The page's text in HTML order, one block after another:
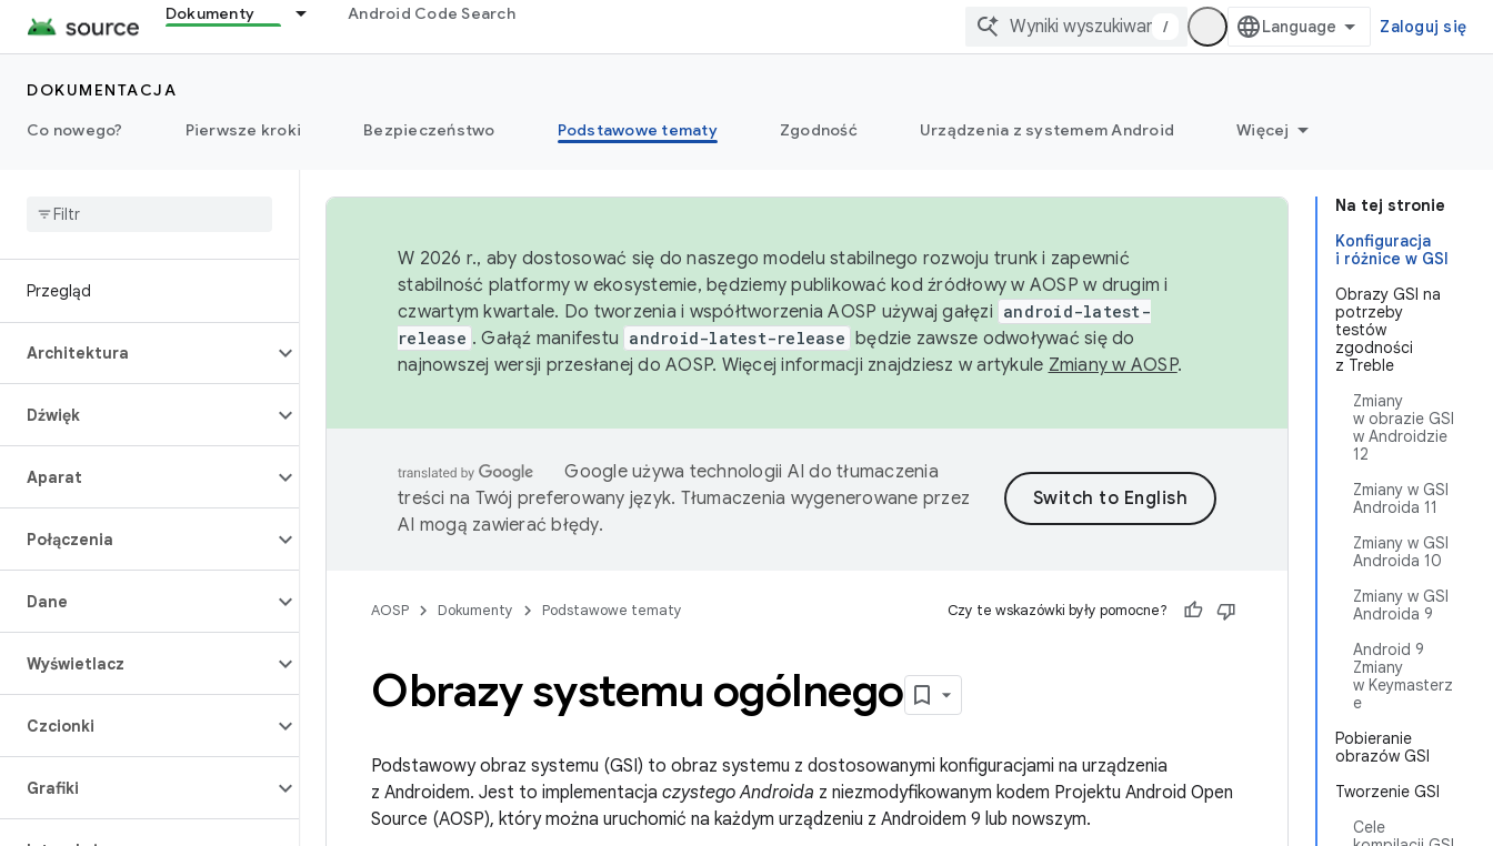
Dokumenty Android Code Search
/ Zaloguj się
DOKUMENTACJA
Co nowego?
Pierwsze kroki Bezpieczeństwo Podstawowe tematy Zgodność Urządzenia z systemem Android Więcej
Przegląd
Architektura
Dźwięk
Aparat
Połączenia
Dane
Wyświetlacz
Czcionki
Grafiki
Na tej stronie
Konfiguracja
i różnice w GSI
Obrazy GSI na
potrzeby
testów
zgodności
z Treble
Zmiany
w obrazie GSI
w Androidzie
12
Zmiany w GSI
Androida 11
Zmiany w GSI
Androida 10
Zmiany w GSI
Androida 9
Android 9
Zmiany
w Keymasterz
e
Pobieranie
obrazów GSI
Tworzenie GSI
Cele
W 2026 r., aby dostosować się do naszego modelu stabilnego rozwoju trunk i zapewnić
stabilność platformy w ekosystemie, będziemy publikować kod źródłowy w AOSP w drugim i
czwartym kwartale. Do tworzenia i współtworzenia AOSP używaj gałęzi android-latest-
release . Gałąź manifestu android-latest-release będzie zawsze odwoływać się do
najnowszej wersji przesłanej do AOSP. Więcej informacji znajdziesz w artykule Zmiany w AOSP.
Google używa technologii AI do tłumaczenia
treści na Twój preferowany język. Tłumaczenia wygenerowane przez
AI mogą zawierać błędy.
AOSP Dokumenty Podstawowe tematy Czy te wskazówki były pomocne?
Obrazy systemu ogólnego
Podstawowy obraz systemu (GSI) to obraz systemu z dostosowanymi konfiguracjami na urządzenia
z Androidem. Jest to implementacja czystego Androida z niezmodyfikowanym kodem Projektu Android Open
Source (AOSP), który można uruchomić na każdym urządzeniu z Androidem 9 lub nowszym.